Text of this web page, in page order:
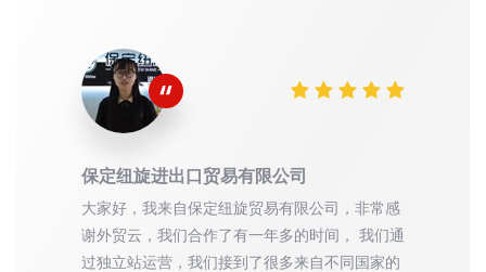
保定纽旋进出口贸易有限公司
大家好，我来自保定纽旋贸易有限公司，非常感
谢外贸云，我们合作了有一年多的时间， 我们通
过独立站运营，我们接到了很多来自不同国家的